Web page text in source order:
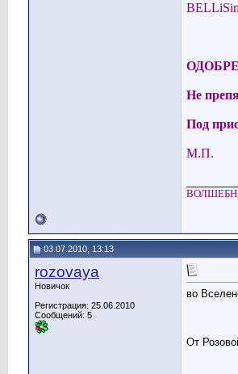
Не
Под
М.П.
03.07.2010, 13:13
rozovaya
Новичок
Регистрация: 25.06.2010
Сообщений: 5
во
От